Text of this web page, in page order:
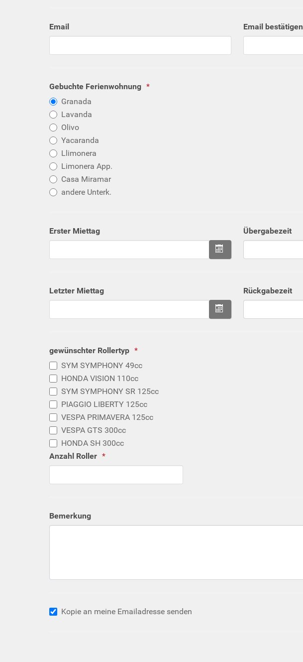
Email Email bestätigen
Gebuchte Ferienwohnung
Granada
Lavanda
Olivo
Yacaranda
Llimonera
Limonera App.
Casa Miramar
andere Unterk.
Erster Miettag
Übergabezeit
Letzter Miettag
Rückgabezeit
gewünschter Rollertyp
SYM SYMPHONY 49cc
HONDA VISION 110cc
SYM SYMPHONY SR 125cc
PIAGGIO LIBERTY 125cc
VESPA PRIMAVERA 125cc
VESPA GTS 300cc
HONDA SH 300cc
Anzahl Roller
Bemerkung
Kopie an meine Emailadresse senden